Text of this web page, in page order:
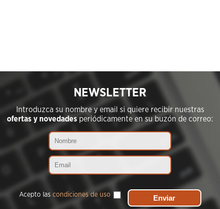
NEWSLETTER
Introduzca su nombre y email si quiere recibir nuestras
ofertas y novedadesperiódicamente en su buzón de correo:
Acepto las condiciones de uso